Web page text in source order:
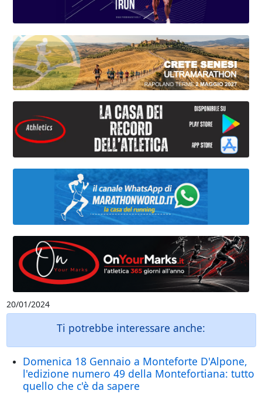
20/01/2024
Ti potrebbe interessare anche:
Domenica 18 Gennaio a Monteforte D'Alpone,
l'edizione numero 49 della Montefortiana: tutto
quello che c'è da sapere